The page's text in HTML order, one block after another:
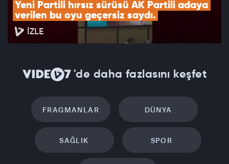
Yeni Partili hırsız sürüsü AK Partili adaya
verilen bu oyu geçersiz saydı.
İZLE
'de daha fazlasını keşfet
FRAGMANLAR DÜNYA
SAĞLIK SPOR